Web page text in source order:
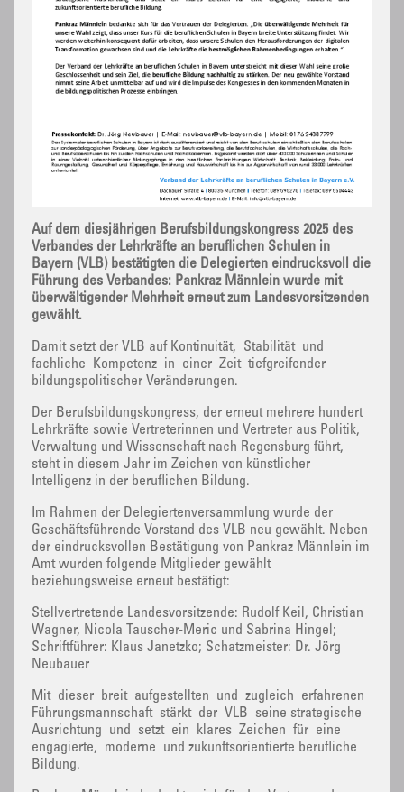
Auf dem diesjährigen Berufsbildungskongress 2025 des
Verbandes der Lehrkräfte an beruflichen Schulen in
Bayern (VLB) bestätigten die Delegierten eindrucksvoll die
Führung des Verbandes: Pankraz Männlein wurde mit
überwältigender Mehrheit erneut zum Landesvorsitzenden
gewählt.
Damit setzt der VLB auf Kontinuität, Stabilität und
fachliche Kompetenz in einer Zeit tiefgreifender
bildungspolitischer Veränderungen.
Der Berufsbildungskongress, der erneut mehrere hundert
Lehrkräfte sowie Vertreterinnen und Vertreter aus Politik,
Verwaltung und Wissenschaft nach Regensburg führt,
steht in diesem Jahr im Zeichen von künstlicher
Intelligenz in der beruflichen Bildung.
Im Rahmen der Delegiertenversammlung wurde der
Geschäftsführende Vorstand des VLB neu gewählt. Neben
der eindrucksvollen Bestätigung von Pankraz Männlein im
Amt wurden folgende Mitglieder gewählt
beziehungsweise erneut bestätigt:
Stellvertretende Landesvorsitzende: Rudolf Keil, Christian
Wagner, Nicola Tauscher-Meric und Sabrina Hingel;
Schriftführer: Klaus Janetzko; Schatzmeister: Dr. Jörg
Neubauer
Mit dieser breit aufgestellten und zugleich erfahrenen
Führungsmannschaft stärkt der VLB seine strategische
Ausrichtung und setzt ein klares Zeichen für eine
engagierte, moderne und zukunftsorientierte berufliche
Bildung.